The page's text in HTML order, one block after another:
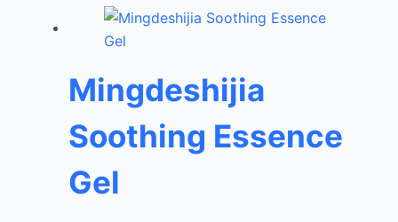
Mingdeshijia
Soothing Essence
Gel